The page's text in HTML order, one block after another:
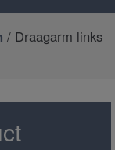
/ Draagarm links